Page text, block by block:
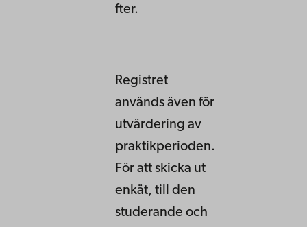
fter.
Registret
används även för
utvärdering av
praktikperioden.
För att skicka ut
enkät, till den
studerande och